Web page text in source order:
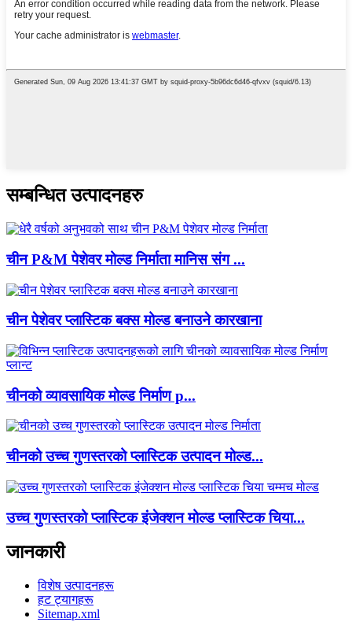
सम्बन्धित उत्पादनहरु
चीन P&M पेशेवर मोल्ड निर्माता मानिस संग ...
चीन पेशेवर प्लास्टिक बक्स मोल्ड बनाउने कारखाना
चीनको व्यावसायिक मोल्ड निर्माण p...
चीनको उच्च गुणस्तरको प्लास्टिक उत्पादन मोल्ड...
उच्च गुणस्तरको प्लास्टिक इंजेक्शन मोल्ड प्लास्टिक चिया...
जानकारी
विशेष उत्पादनहरू
हट ट्यागहरू
Sitemap.xml